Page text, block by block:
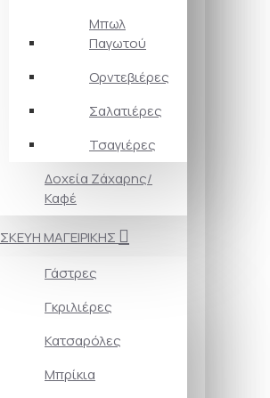
Μπωλ
Παγωτού
Ορντεβιέρες
Σαλατιέρες
Τσαγιέρες
Δοχεία Ζάχαρης/
Καφέ
ΣΚΕΥΗ ΜΑΓΕΙΡΙΚΗΣ
Γάστρες
Γκριλιέρες
Κατσαρόλες
Μπρίκια